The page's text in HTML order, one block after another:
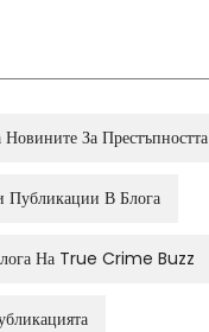
За Престъпността
Публикации В Блога
На True Crime Buzz